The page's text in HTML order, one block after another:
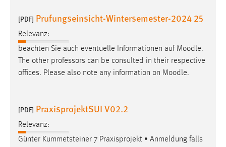
[PDF] Prufungseinsicht-Wintersemester-2024 25
Relevanz:
beachten Sie auch eventuelle Informationen auf Moodle.
The other professors can be consulted in their respective
offices. Please also note any information on Moodle.
[PDF] PraxisprojektSUI V02.2
Relevanz:
Günter Kummetsteiner 7 Praxisprojekt • Anmeldung falls